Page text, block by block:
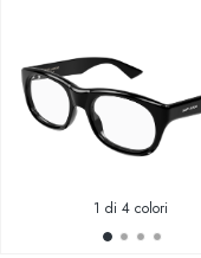
1 di 4 colori